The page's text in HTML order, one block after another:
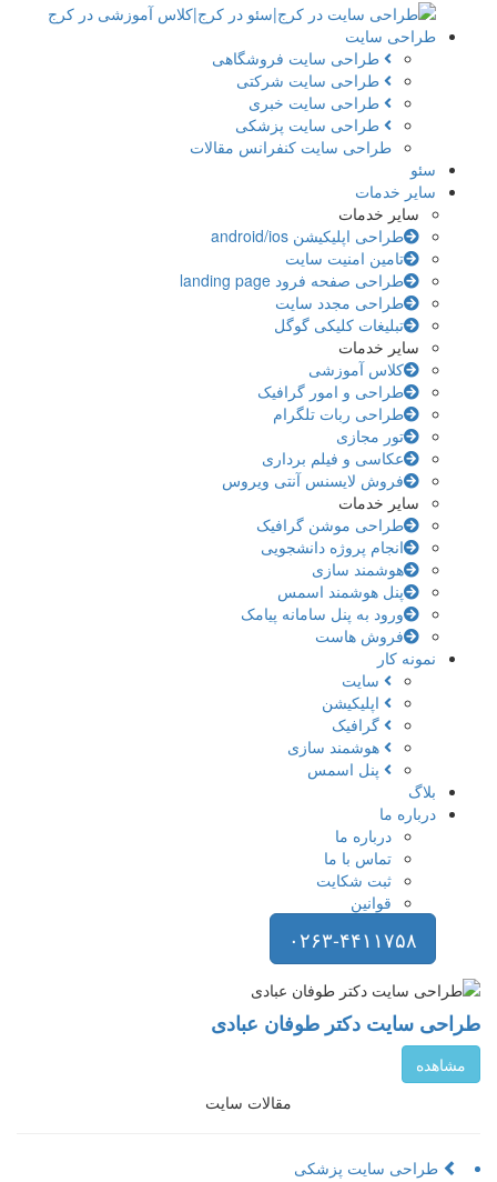
طراحی سایت
طراحی سایت فروشگاهی
طراحی سایت شرکتی
طراحی سایت خبری
طراحی سایت پزشکی
طراحی سایت کنفرانس مقالات
سئو
سایر خدمات
سایر خدمات
طراحی اپلیکیشن android/ios
تامین امنیت سایت
طراحی صفحه فرود landing page
طراحی مجدد سایت
تبلیغات کلیکی گوگل
سایر خدمات
کلاس آموزشی
طراحی و امور گرافیک
طراحی ربات تلگرام
تور مجازی
عکاسی و فیلم برداری
فروش لایسنس آنتی ویروس
سایر خدمات
طراحی موشن گرافیک
انجام پروژه دانشجویی
هوشمند سازی
پنل هوشمند اسمس
ورود به پنل سامانه پیامک
فروش هاست
نمونه کار
سایت
اپلیکیشن
گرافیک
هوشمند سازی
پنل اسمس
بلاگ
درباره ما
درباره ما
تماس با ما
ثبت شکایت
قوانین
۰۲۶۳-۴۴۱۱۷۵۸
طراحی سایت دکتر طوفان عبادی
مشاهده
مقالات سایت
طراحی سایت پزشکی